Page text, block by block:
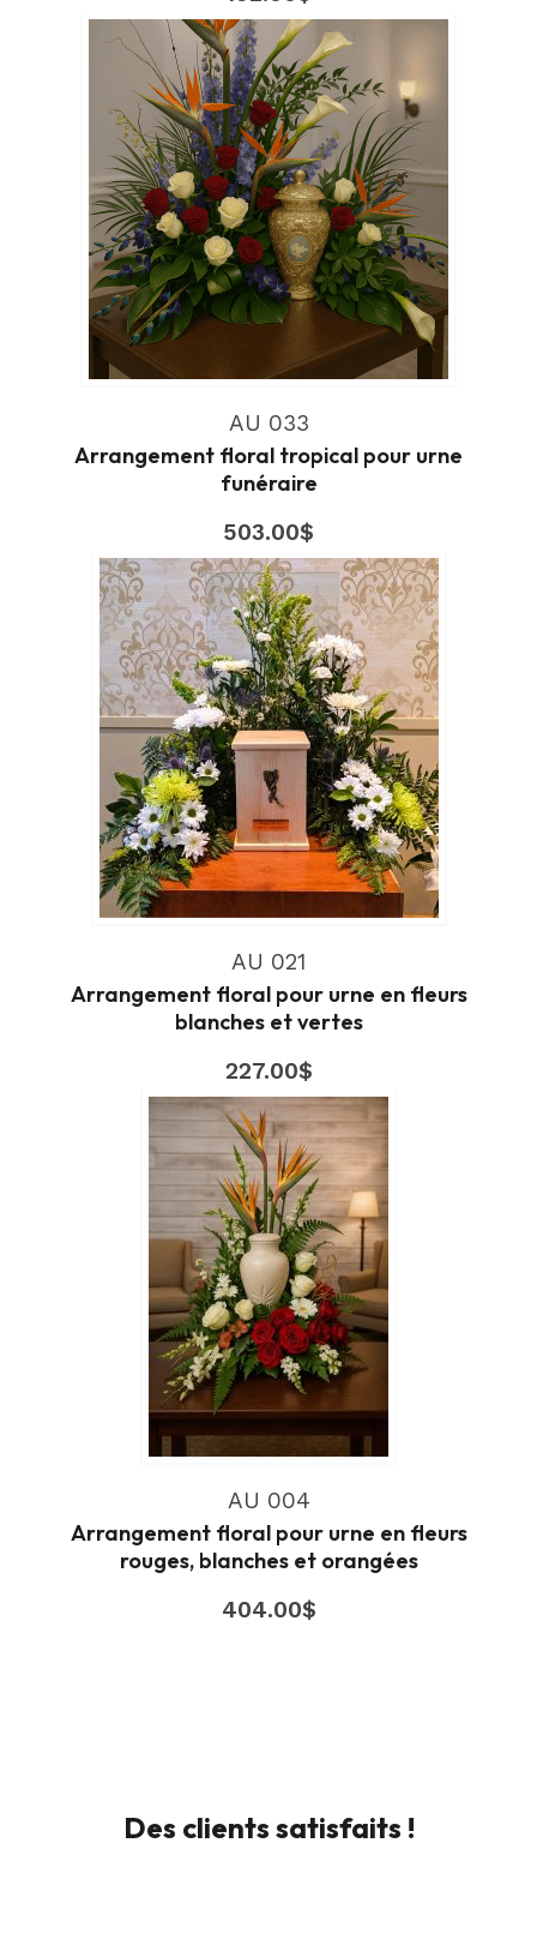
AU 033
Arrangement floral tropical pour urne
funéraire
503.00$
AU 021
Arrangement floral pour urne en fleurs
blanches et vertes
227.00$
AU 004
Arrangement floral pour urne en fleurs
rouges, blanches et orangées
404.00$
Des clients satisfaits !